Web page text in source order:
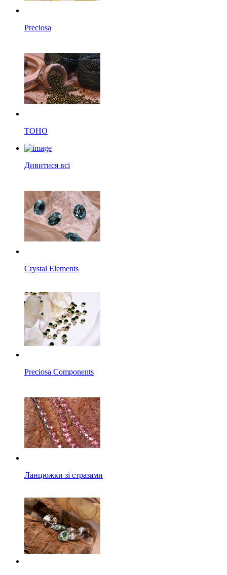
Preciosa
TOHO
Дивитися всі
Crystal Elements
Preciosa Components
Ланцюжки зі стразами